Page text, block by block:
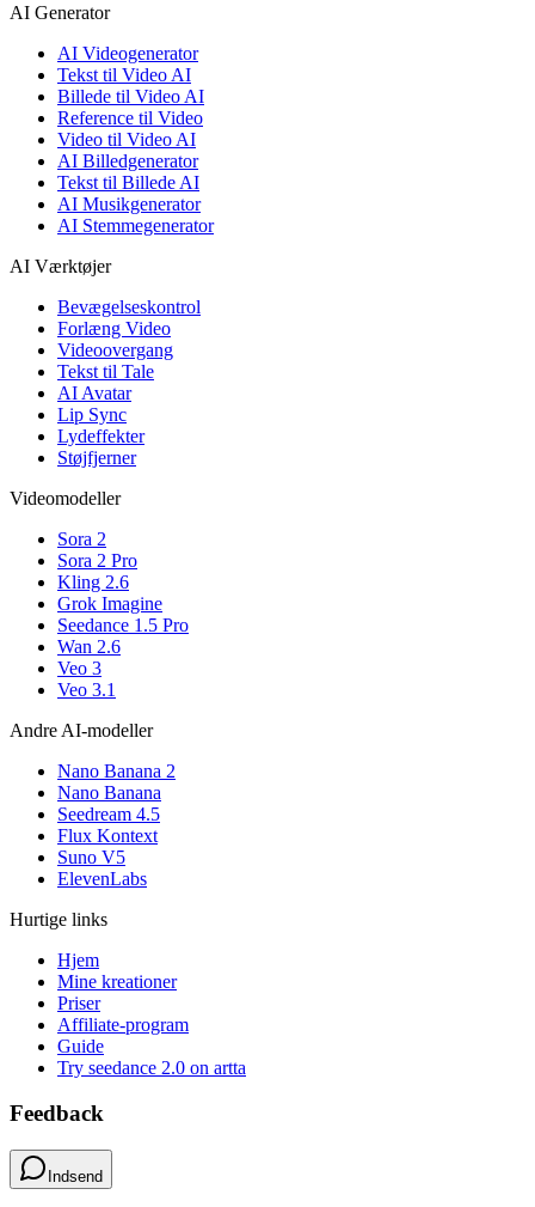
AI Generator
AI Videogenerator
Tekst til Video AI
Billede til Video AI
Reference til Video
Video til Video AI
AI Billedgenerator
Tekst til Billede AI
AI Musikgenerator
AI Stemmegenerator
AI Værktøjer
Bevægelseskontrol
Forlæng Video
Videoovergang
Tekst til Tale
AI Avatar
Lip Sync
Lydeffekter
Støjfjerner
Videomodeller
Sora 2
Sora 2 Pro
Kling 2.6
Grok Imagine
Seedance 1.5 Pro
Wan 2.6
Veo 3
Veo 3.1
Andre AI-modeller
Nano Banana 2
Nano Banana
Seedream 4.5
Flux Kontext
Suno V5
ElevenLabs
Hurtige links
Hjem
Mine kreationer
Priser
Affiliate-program
Guide
Try seedance 2.0 on artta
Feedback
Indsend